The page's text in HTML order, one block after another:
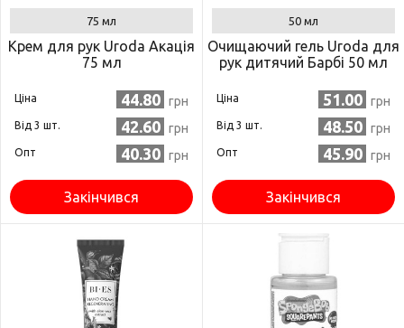
75 мл
Крем для рук Uroda Акація
75 мл
Ціна 44.80 грн
Від 3 шт. 42.60 грн
Опт 40.30 грн
Закінчився
50 мл
Очищаючий гель Uroda для
рук дитячий Барбі 50 мл
Ціна 51.00 грн
Від 3 шт. 48.50 грн
Опт 45.90 грн
Закінчився